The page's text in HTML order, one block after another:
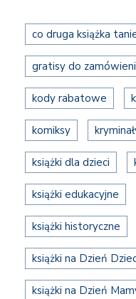
co druga książka
gratisy do
kody rabatowe
komiksy
książki dla dzieci
książki edukacyjne
książki historyczne
książki na Dzień
książki na Dzień